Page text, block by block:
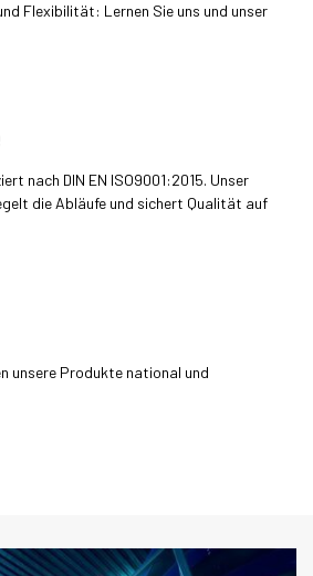
Flexibilität: Lernen Sie uns und unser
nach DIN EN ISO9001:2015. Unser
die Abläufe und sichert Qualität auf
unsere Produkte national und